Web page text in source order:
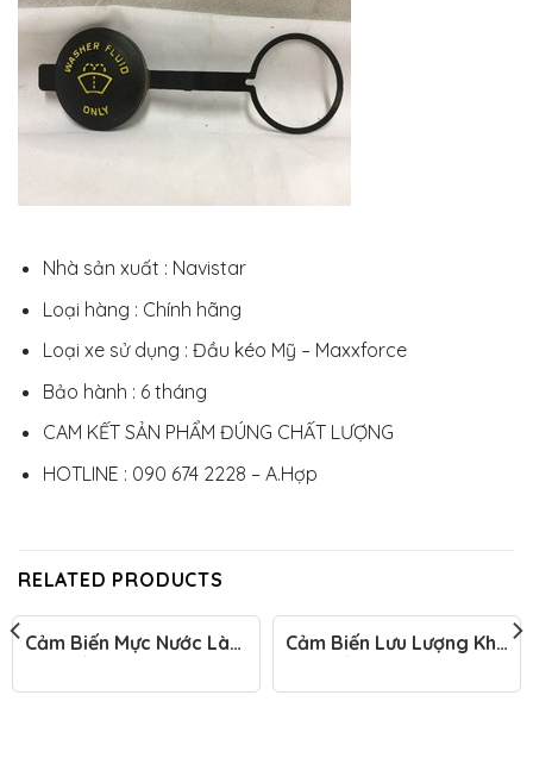
Nhà sản xuất : Navistar
Loại hàng : Chính hãng
Loại xe sử dụng : Đầu kéo Mỹ – Maxxforce
Bảo hành : 6 tháng
CAM KẾT SẢN PHẨM ĐÚNG CHẤT LƯỢNG
HOTLINE : 090 674 2228 – A.Hợp
RELATED PRODUCTS
Cảm Biến Mực Nước Làm
Cảm Biến Lưu Lượng Khí